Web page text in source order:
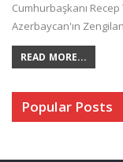
Cumhurbaşkanı
Azerbaycan'ın
READ MORE...
Popular Posts